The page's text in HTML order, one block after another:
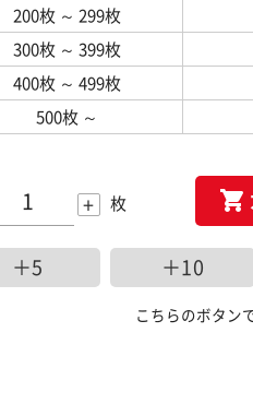
200枚 ～ 299枚
300枚 ～ 399枚
400枚 ～ 499枚
500枚 ～
+ 枚
＋5 ＋10
こちらのボタン